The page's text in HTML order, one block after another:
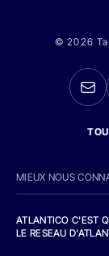
© 2026
MIEUX NOUS
ATLANTICO C'EST
LE RESEAU